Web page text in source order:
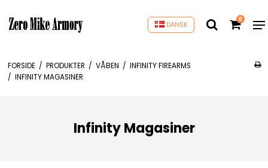
DANSK
0
FORSIDE / PRODUKTER / VÅBEN / INFINITY FIREARMS
/ INFINITY MAGASINER
Infinity Magasiner